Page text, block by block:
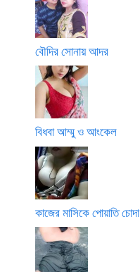
বৌদির সোনায় আদর
বিধবা আম্মু ও আংকেল
কাজের মাসিকে পোয়াতি চোদা